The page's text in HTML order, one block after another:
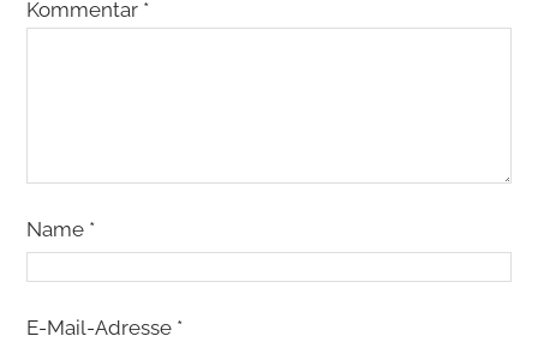
Kommentar *
Name *
E-Mail-Adresse *